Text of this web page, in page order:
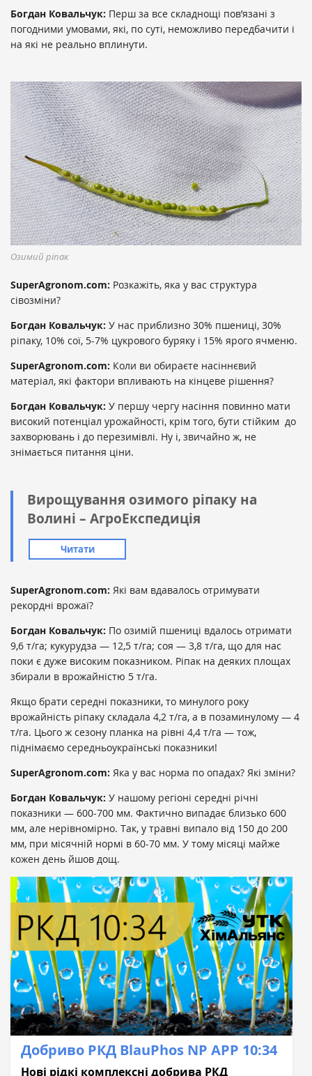
Богдан Ковальчук: Перш за все складнощі пов’язані з
погодними умовами, які, по суті, неможливо передбачити і
на які не реально вплинути.
Озимий ріпак
SuperAgronom.com: Розкажіть, яка у вас структура
сівозміни?
Богдан Ковальчук: У нас приблизно 30% пшениці, 30%
ріпаку, 10% сої, 5-7% цукрового буряку і 15% ярого ячменю.
SuperAgronom.com: Коли ви обираєте насіннєвий
матеріал, які фактори впливають на кінцеве рішення?
Богдан Ковальчук: У першу чергу насіння повинно мати
високий потенціал урожайності, крім того, бути стійким до
захворювань і до перезимівлі. Ну і, звичайно ж, не
знімається питання ціни.
Вирощування озимого ріпаку на
Волині – АгроЕкспедиція
Читати
SuperAgronom.com: Які вам вдавалось отримувати
рекордні врожаї?
Богдан Ковальчук: По озимій пшениці вдалось отримати
9,6 т/га; кукурудза — 12,5 т/га; соя — 3,8 т/га, що для нас
поки є дуже високим показником. Ріпак на деяких площах
збирали в врожайністю 5 т/га.
Якщо брати середні показники, то минулого року
врожайність ріпаку складала 4,2 т/га, а в позаминулому — 4
т/га. Цього ж сезону планка на рівні 4,4 т/га — тож,
піднімаємо середньоукраїнські показники!
SuperAgronom.com: Яка у вас норма по опадах? Які зміни?
Богдан Ковальчук: У нашому регіоні середні річні
показники — 600-700 мм. Фактично випадає близько 600
мм, але нерівномірно. Так, у травні випало від 150 до 200
мм, при місячній нормі в 60-70 мм. У тому місяці майже
кожен день йшов дощ.
Добриво РКД BlauPhos NP APP 10:34
Нові рідкі комплексні добривa РКД